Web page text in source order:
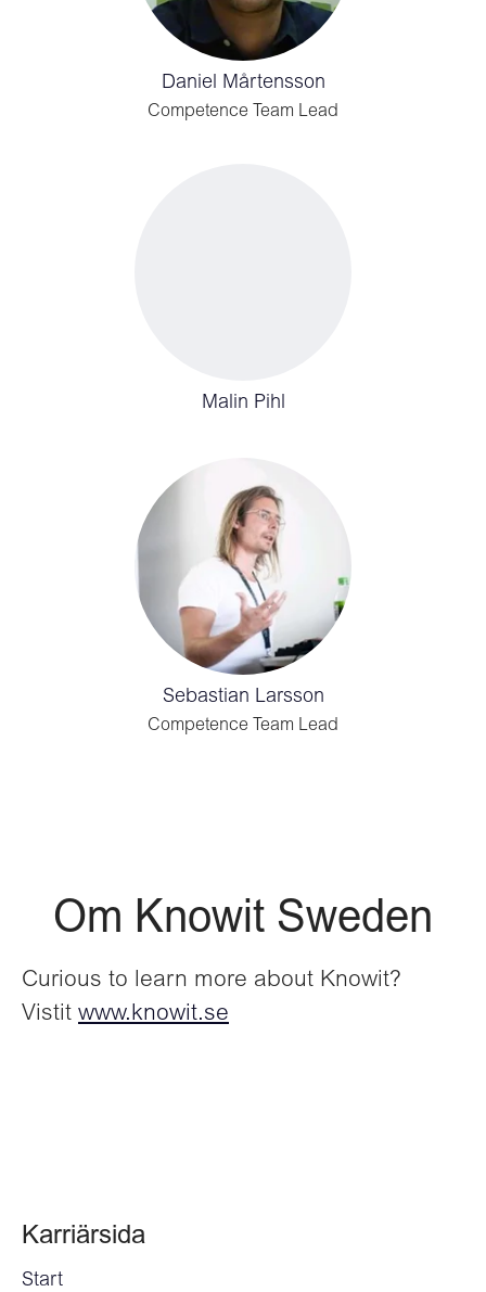
Daniel Mårtensson
Competence Team Lead
Malin Pihl
Sebastian Larsson
Competence Team Lead
Om Knowit Sweden
Curious to learn more about Knowit?
Vistit www.knowit.se
Karriärsida
Start